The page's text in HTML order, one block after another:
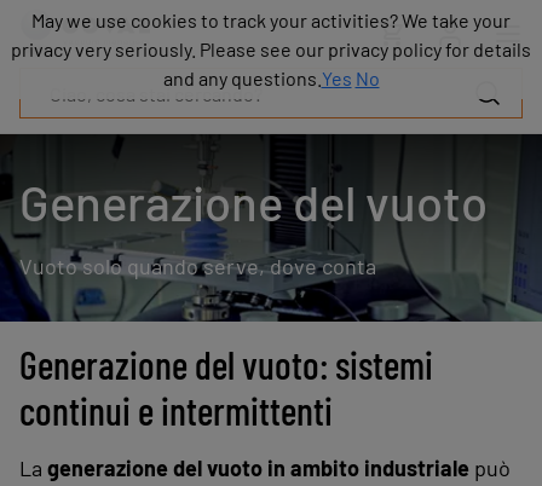
Generazione del vuoto
Vuoto solo quando serve, dove conta
Generazione del vuoto: sistemi
continui e intermittenti
La generazione del vuoto in ambito industriale può
Prodotti
Industrie
Risorse
Informazioni
COVAL
Blog
Carriera
Partner
Contatto
commerciale
Contatto
May we use cookies to track your activities? We take your
privacy very seriously. Please see our privacy policy for details
and any questions. Yes No
May we use cookies to track your activities? We take your
privacy very seriously. Please see our privacy policy for details
and any questions. Yes No